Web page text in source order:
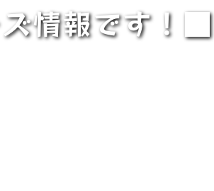
ズ情報です！■